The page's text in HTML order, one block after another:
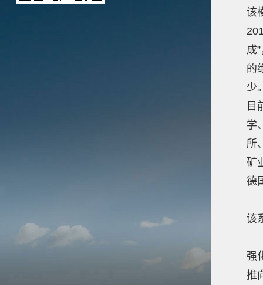
该
成
的
少
目
学
所
矿
德
该
强
推